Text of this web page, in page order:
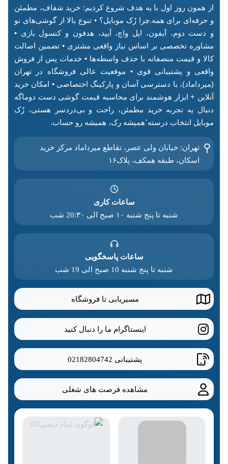
از همون روز اول با یه هدف شروع کردیم: خرید شفاف، مطمئن
و حرفه‌ای برای همه.چرا رُک موبایل؟ • تنوع بالا از گوشی‌های نو
و دست دوم، آیفون، اپل واچ، آیپد، هدفون و کنسول بازی •
مشاوره تخصصی بر اساس نیاز واقعی مشتری • تضمین اصالت
کالا و قیمت منصفانه با حذف واسطه‌ها • خدمات پس از فروش
واقعی و پشتیبانی قوی • موقعیت عالی فروشگاه در تهران
(میرداماد)، با دسترسی آسان و پارکینگ اختصاصی • امکان خرید
آنلاین + ابزار هوشمند برای محاسبه قیمت گوشی دست دوماگه
دنبال یه تجربه خرید مطمئن، راحت و بی‌دردسر هستی، رُک
موبایل انتخاب درسته٬همیشه رک، همیشه رو حساب.
تهران: خیابان ولی عصر، تقاطع میرداماد مرکز خرید‌
اسکان، طبقه همکف، پلاک۱۶
ساعات کاری
شنبه تا پنج شنبه ۱۰ صبح الی 20:۳۰ شب
ساعات پاسخگویی
شنبه تا پنج شنبه 10 صبح الی 19 شب
مسیریابی تا فروشگاه
اینستاگرام ما را دنبال کنید
پشتیبانی 02182804742
مشاهده فرصت های شغلی